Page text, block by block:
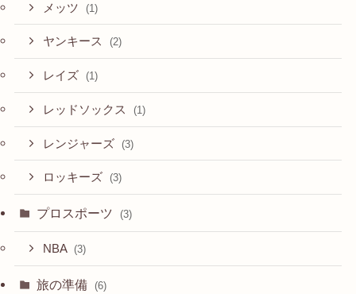
メッツ (1)
ヤンキース (2)
レイズ (1)
レッドソックス (1)
レンジャーズ (3)
ロッキーズ (3)
プロスポーツ (3)
NBA (3)
旅の準備 (6)